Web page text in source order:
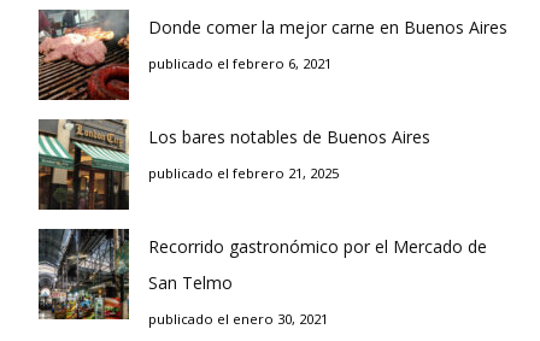
Donde comer la mejor carne en Buenos Aires
publicado el febrero 6, 2021
Los bares notables de Buenos Aires
publicado el febrero 21, 2025
Recorrido gastronómico por el Mercado de
San Telmo
publicado el enero 30, 2021